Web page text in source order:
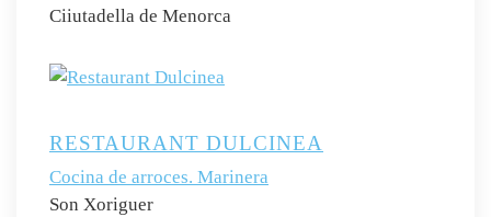
Ciiutadella de Menorca
RESTAURANT DULCINEA
Cocina de arroces. Marinera
Son Xoriguer